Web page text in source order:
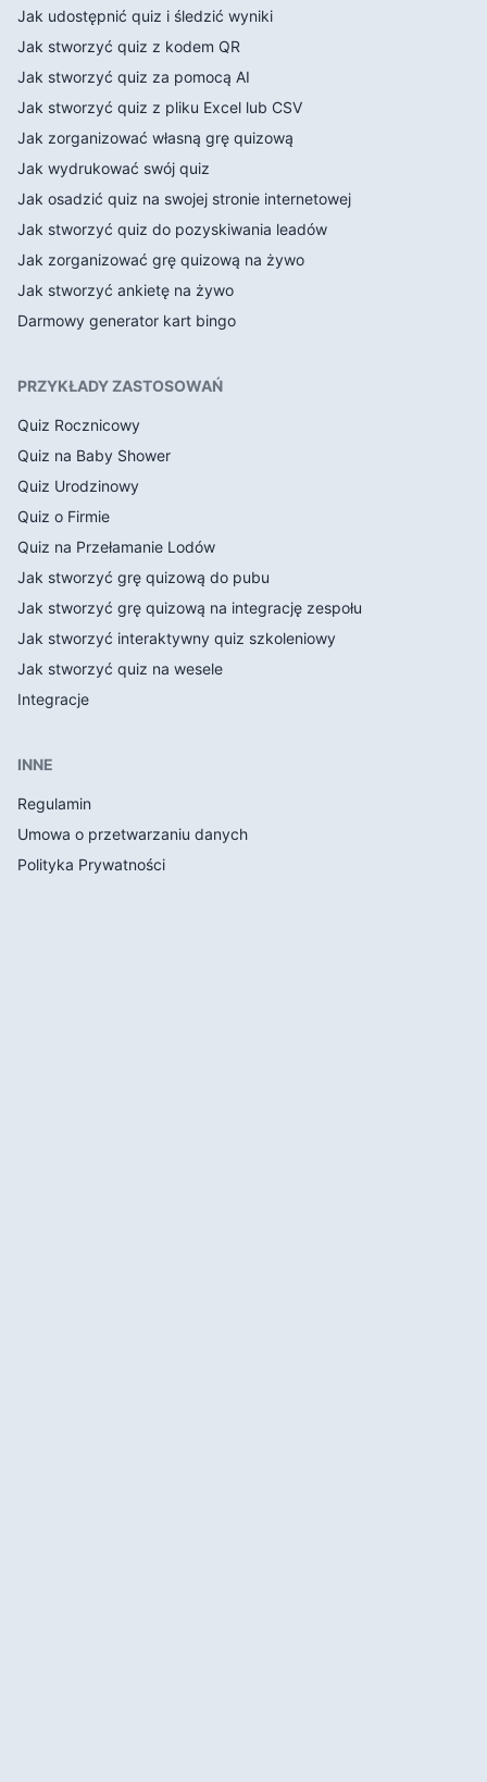
Jak udostępnić quiz i śledzić wyniki
Jak stworzyć quiz z kodem QR
Jak stworzyć quiz za pomocą AI
Jak stworzyć quiz z pliku Excel lub CSV
Jak zorganizować własną grę quizową
Jak wydrukować swój quiz
Jak osadzić quiz na swojej stronie internetowej
Jak stworzyć quiz do pozyskiwania leadów
Jak zorganizować grę quizową na żywo
Jak stworzyć ankietę na żywo
Darmowy generator kart bingo
PRZYKŁADY ZASTOSOWAŃ
Quiz Rocznicowy
Quiz na Baby Shower
Quiz Urodzinowy
Quiz o Firmie
Quiz na Przełamanie Lodów
Jak stworzyć grę quizową do pubu
Jak stworzyć grę quizową na integrację zespołu
Jak stworzyć interaktywny quiz szkoleniowy
Jak stworzyć quiz na wesele
Integracje
INNE
Regulamin
Umowa o przetwarzaniu danych
Polityka Prywatności